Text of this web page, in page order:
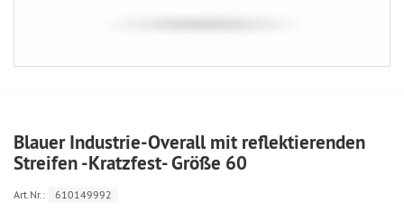
Blauer Industrie-Overall mit reflektierenden
Streifen -Kratzfest- Größe 60
Art.Nr.: 610149992